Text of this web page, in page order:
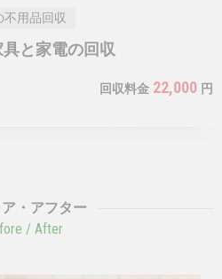
不用品回収
と家電の回収
回収料金 22,000 円
ア・アフター
/ After